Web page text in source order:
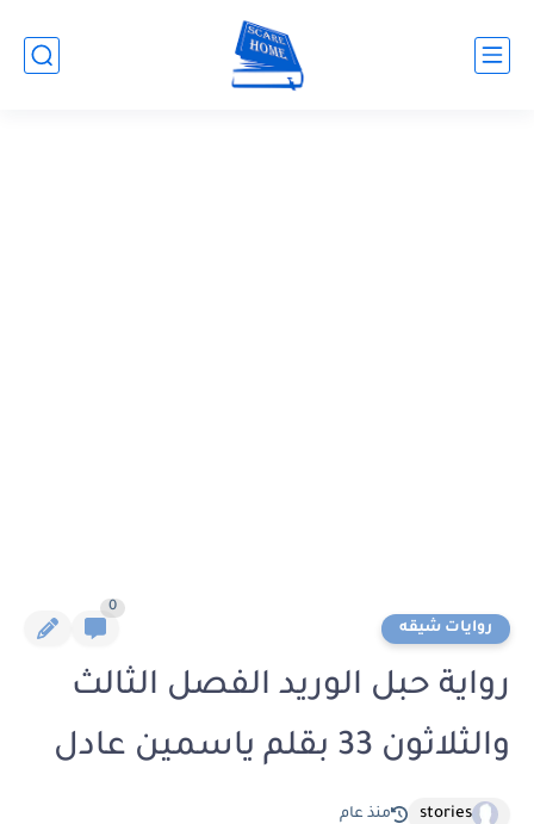
روايات شيقه
0
رواية حبل الوريد الفصل الثالث
والثلاثون 33 بقلم ياسمين عادل
stories منذ عام